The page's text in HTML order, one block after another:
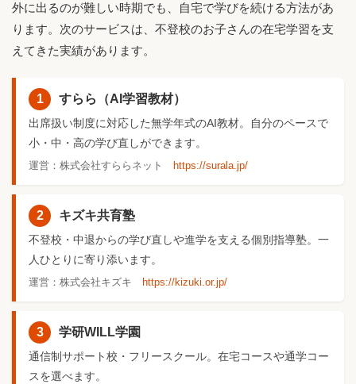
外に出るのが難しい時期でも、自宅で学びを続ける方法があ
ります。次のサービスは、不登校のお子さんの在宅学習を支
えてきた実績があります。
1 すらら（AI学習教材）
出席扱い制度に対応した無学年式のAI教材。自分のペースで
小・中・高の学び直しができます。
運営：株式会社すららネット https://surala.jp/
2 キズキ共育塾
不登校・中退からの学び直しや進学を支える個別指導塾。一
人ひとりに寄り添います。
運営：株式会社キズキ https://kizuki.or.jp/
3 学研WILL学園
通信制サポート校・フリースクール。在宅コースや通学コー
スを選べます。